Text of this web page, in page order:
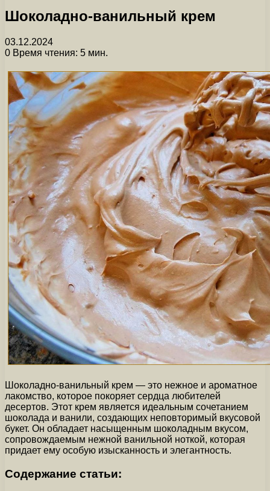
Шоколадно-ванильный крем
03.12.2024
0 Время чтения: 5 мин.
Шоколадно-ванильный крем — это нежное и ароматное
лакомство, которое покоряет сердца любителей
десертов. Этот крем является идеальным сочетанием
шоколада и ванили, создающих неповторимый вкусовой
букет. Он обладает насыщенным шоколадным вкусом,
сопровождаемым нежной ванильной ноткой, которая
придает ему особую изысканность и элегантность.
Содержание статьи: